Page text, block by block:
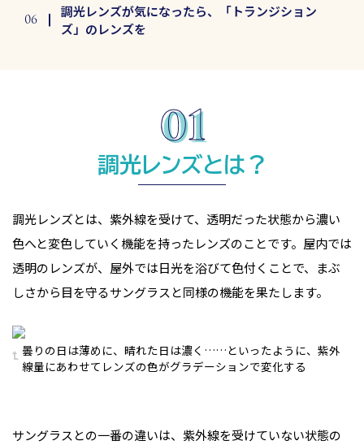
調光レンズが気になったら、「トランジション
ズ」のレンズを
調光レンズとは？
調光レンズとは、紫外線を受けて、透明だった状態から濃い
色へと変色していく機能を持ったレンズのことです。屋内では
透明のレンズが、屋外では日光を浴びて色付くことで、まぶ
しさから目を守るサングラスと同様の機能を果たします。
曇りの日は薄めに、晴れた日は濃く……といったように、紫外
線量にあわせてレンズの色がグラデーションで変化する
サングラスとの一番の違いは、紫外線を受けていない状態の